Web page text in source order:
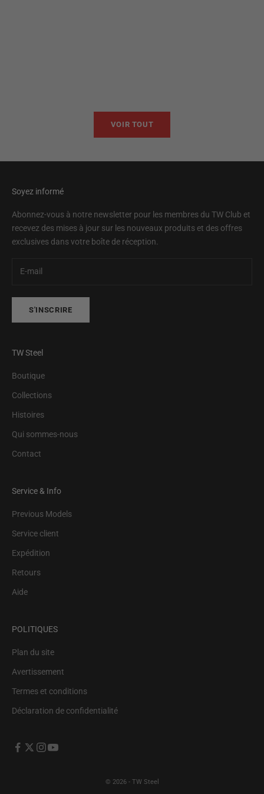
VOIR TOUT
Soyez informé
Abonnez-vous à notre newsletter pour les membres du TW Club et
recevez des mises à jour sur les nouveaux produits et des offres
exclusives dans votre boîte de réception.
S'INSCRIRE
TW Steel
Boutique
Collections
Histoires
Qui sommes-nous
Contact
Service & Info
Previous Models
Service client
Expédition
Retours
Aide
POLITIQUES
Plan du site
Avertissement
Termes et conditions
Déclaration de confidentialité
© 2026 - TW Steel